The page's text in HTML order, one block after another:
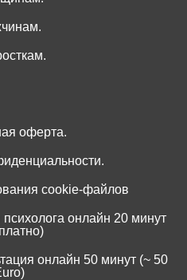
оферта.
cookie-файлов
онлайн 20 минут
онлайн 50 минут (~ 50